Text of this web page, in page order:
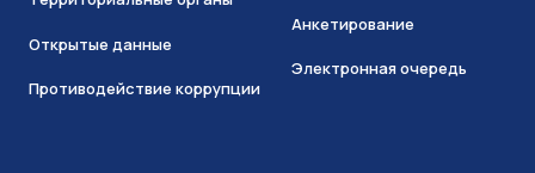
Открытые данные
Противодействие коррупции
Анкетирование
Электронная очередь